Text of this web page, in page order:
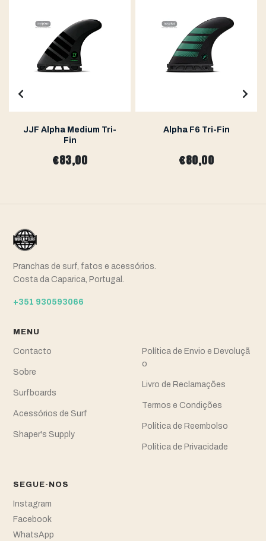
JJF Alpha Medium Tri-
Fin
€83,00
Alpha F6 Tri-Fin
€80,00
Pranchas de surf, fatos e acessórios.
Costa da Caparica, Portugal.
+351 930593066
MENU
Contacto
Sobre
Surfboards
Acessórios de Surf
Shaper's Supply
Política de Envio e Devoluçã
o
Livro de Reclamações
Termos e Condições
Política de Reembolso
Política de Privacidade
SEGUE-NOS
Instagram
Facebook
WhatsApp